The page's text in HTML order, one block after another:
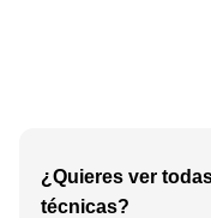
¿Quieres ver
técnicas?